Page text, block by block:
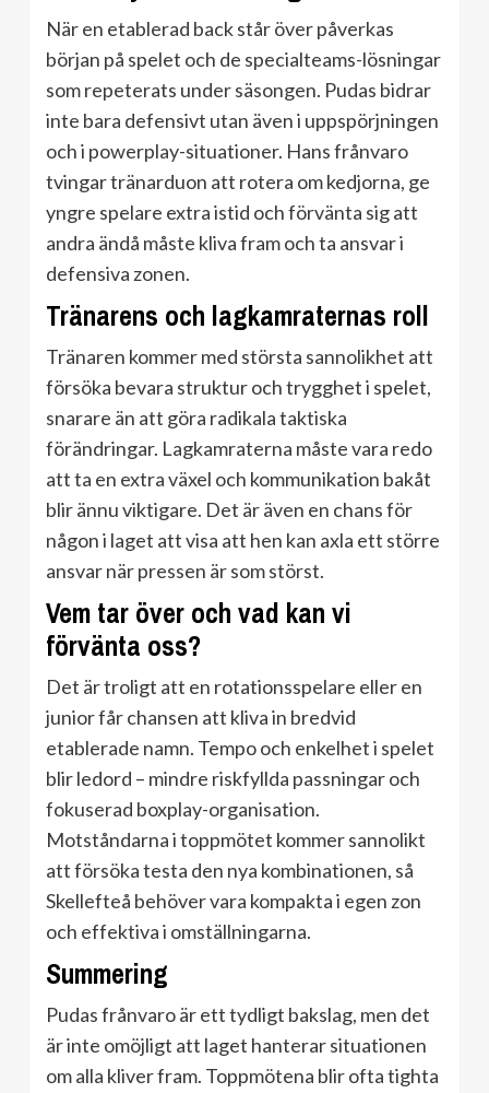
När en etablerad back står över påverkas
början på spelet och de specialteams-lösningar
som repeterats under säsongen. Pudas bidrar
inte bara defensivt utan även i uppspörjningen
och i powerplay-situationer. Hans frånvaro
tvingar tränarduon att rotera om kedjorna, ge
yngre spelare extra istid och förvänta sig att
andra ändå måste kliva fram och ta ansvar i
defensiva zonen.
Tränarens och lagkamraternas roll
Tränaren kommer med största sannolikhet att
försöka bevara struktur och trygghet i spelet,
snarare än att göra radikala taktiska
förändringar. Lagkamraterna måste vara redo
att ta en extra växel och kommunikation bakåt
blir ännu viktigare. Det är även en chans för
någon i laget att visa att hen kan axla ett större
ansvar när pressen är som störst.
Vem tar över och vad kan vi
förvänta oss?
Det är troligt att en rotationsspelare eller en
junior får chansen att kliva in bredvid
etablerade namn. Tempo och enkelhet i spelet
blir ledord – mindre riskfyllda passningar och
fokuserad boxplay-organisation.
Motståndarna i toppmötet kommer sannolikt
att försöka testa den nya kombinationen, så
Skellefteå behöver vara kompakta i egen zon
och effektiva i omställningarna.
Summering
Pudas frånvaro är ett tydligt bakslag, men det
är inte omöjligt att laget hanterar situationen
om alla kliver fram. Toppmötena blir ofta tighta